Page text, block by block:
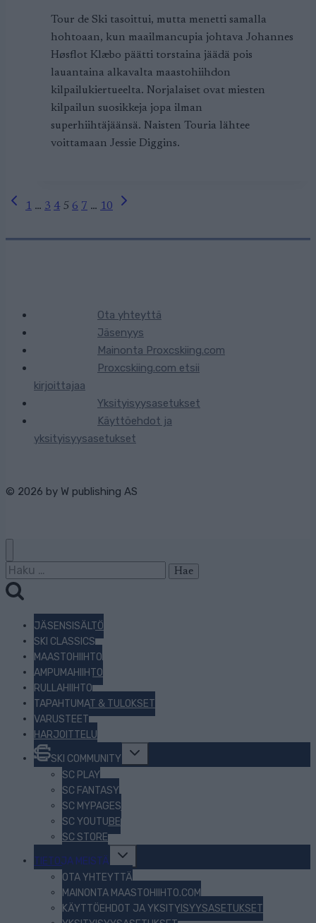
Tour de Ski tasoittui, mutta menetti samalla
hohtoaan, kun maailmancupia johtava Johannes
Høsflot Klæbo päätti torstaina jäädä pois
lauantaina alkavalta maastohiihdon
kilpailukiertueelta. Norjalaiset ovat miesten
kilpailun suosikkeja jopa ilman
superhiihtäjäänsä. Naisten Touria lähtee
voittamaan Jessie Diggins.
Sivunavigointi
Edellinen
1 … 3 4 5 6 7 … 10
Seuraava
Ota yhteyttä
Jäsenyys
Mainonta Proxcskiing.com
Proxcskiing.com etsii
kirjoittajaa
Yksityisyysasetukset
Käyttöehdot ja
yksityisyysasetukset
© 2026 by W publishing AS
Haku:
JÄSENSISÄLTÖ
SKI CLASSICS
MAASTOHIIHTO
AMPUMAHIIHTO
RULLAHIIHTO
TAPAHTUMAT & TULOKSET
VARUSTEET
HARJOITTELU
SKI COMMUNITY
Toggle
menu
SC PLAY
SC FANTASY
SC MYPAGES
SC YOUTUBE
SC STORE
TIETOJA MEISTÄ
Toggle
menu
OTA YHTEYTTÄ
MAINONTA MAASTOHIIHTO.COM
KÄYTTÖEHDOT JA YKSITYISYYSASETUKSET